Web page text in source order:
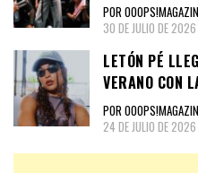
POR
30 DE JULIO DE 2026
LETÓN PÉ
VERANO CON
POR
24 DE JULIO DE 2026